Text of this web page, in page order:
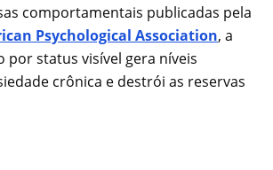
comportamentais publicadas pela
Psychological Association, a
por status visível gera níveis
crônica e destrói as reservas